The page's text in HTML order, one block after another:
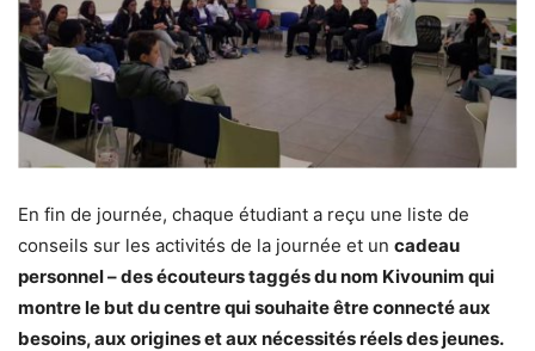
En fin de journée, chaque étudiant a reçu une liste de
conseils sur les activités de la journée et un cadeau
personnel – des écouteurs taggés du nom Kivounim qui
montre le but du centre qui souhaite être connecté aux
besoins, aux origines et aux nécessités réels des jeunes.